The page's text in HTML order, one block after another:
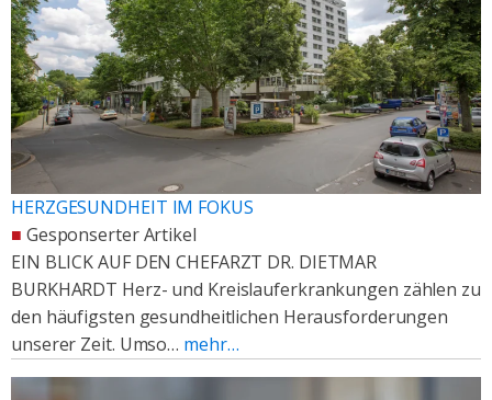
HERZGESUNDHEIT IM FOKUS
■ Gesponserter Artikel
EIN BLICK AUF DEN CHEFARZT DR. DIETMAR
BURKHARDT Herz- und Kreislauferkrankungen zählen zu
den häufigsten gesundheitlichen Herausforderungen
unserer Zeit. Umso… mehr…